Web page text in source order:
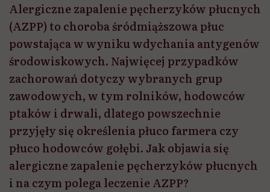
Alergiczne zapalenie pęcherzyków płucnych
(AZPP) to choroba śródmiąższowa płuc
powstająca w wyniku wdychania antygenów
środowiskowych. Najwięcej przypadków
zachorowań dotyczy wybranych grup
zawodowych, w tym rolników, hodowców
ptaków i drwali, dlatego powszechnie
przyjęły się określenia płuco farmera czy
płuco hodowców gołębi. Jak objawia się
alergiczne zapalenie pęcherzyków płucnych
i na czym polega leczenie AZPP?